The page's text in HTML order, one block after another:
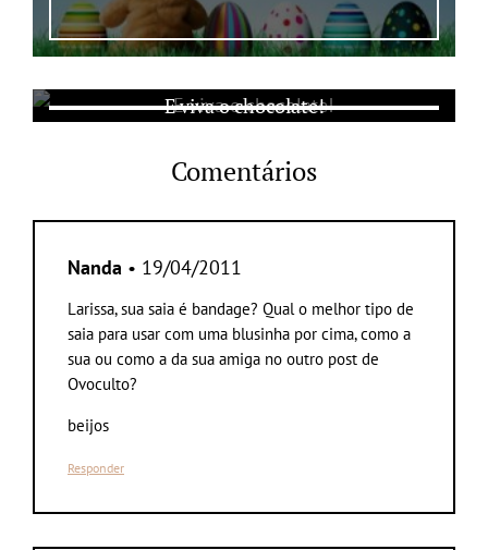
E viva o chocolate!
Comentários
Nanda • 19/04/2011
Larissa, sua saia é bandage? Qual o melhor tipo de
saia para usar com uma blusinha por cima, como a
sua ou como a da sua amiga no outro post de
Ovoculto?
beijos
Responder